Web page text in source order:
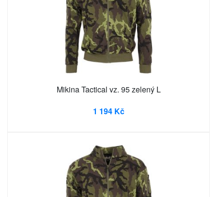
Mikina Tactical vz. 95 zelený L
1 194 Kč